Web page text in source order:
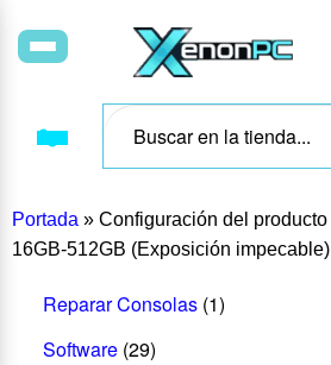
Portada » Configuración del producto
16GB-512GB (Exposición impecable)
Reparar Consolas (1)
Software (29)